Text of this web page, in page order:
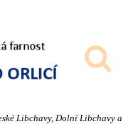
Libchavy, Dolní Libchavy a